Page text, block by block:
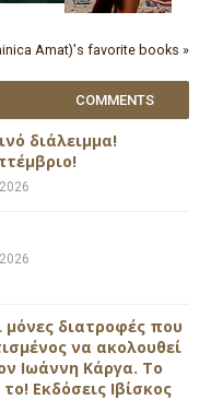
Amat)'s favorite books »
COMMENTS
διάλειμμα!
μόνες διατροφές που
να ακολουθεί
Ιωάννη Κάργα. Το
Εκδόσεις Ιβίσκος